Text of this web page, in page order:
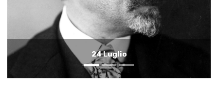
23 Luglio